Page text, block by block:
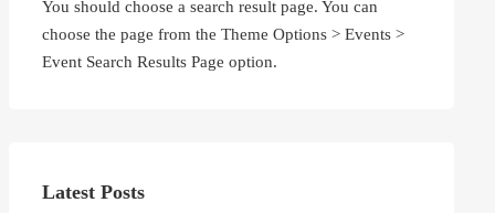
You should choose a search result page. You can
choose the page from the Theme Options > Events >
Event Search Results Page option.
Latest Posts